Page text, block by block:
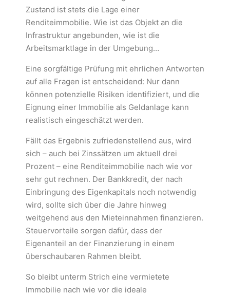
Zustand ist stets die Lage einer
Renditeimmobilie. Wie ist das Objekt an die
Infrastruktur angebunden, wie ist die
Arbeitsmarktlage in der Umgebung…
Eine sorgfältige Prüfung mit ehrlichen Antworten
auf alle Fragen ist entscheidend: Nur dann
können potenzielle Risiken identifiziert, und die
Eignung einer Immobilie als Geldanlage kann
realistisch eingeschätzt werden.
Fällt das Ergebnis zufriedenstellend aus, wird
sich – auch bei Zinssätzen um aktuell drei
Prozent – eine Renditeimmobilie nach wie vor
sehr gut rechnen. Der Bankkredit, der nach
Einbringung des Eigenkapitals noch notwendig
wird, sollte sich über die Jahre hinweg
weitgehend aus den Mieteinnahmen finanzieren.
Steuervorteile sorgen dafür, dass der
Eigenanteil an der Finanzierung in einem
überschaubaren Rahmen bleibt.
So bleibt unterm Strich eine vermietete
Immobilie nach wie vor die ideale